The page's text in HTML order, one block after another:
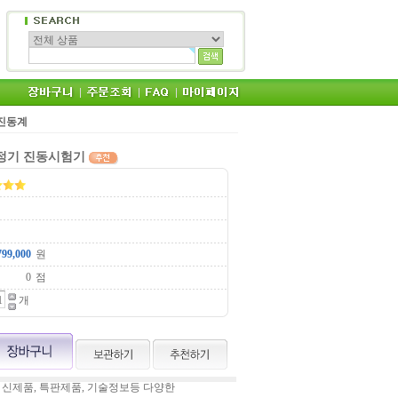
동계
기 진동시험기
원
점
개
제품, 특판제품, 기술정보등 다양한